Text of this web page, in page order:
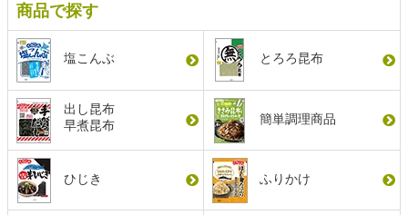
商品で探す
塩こんぶ とろろ昆布
出し昆布
早煮昆布
簡単調理商品
ひじき ふりかけ